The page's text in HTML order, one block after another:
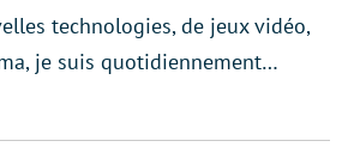
technologies, de jeux vidéo,
je suis quotidiennement…